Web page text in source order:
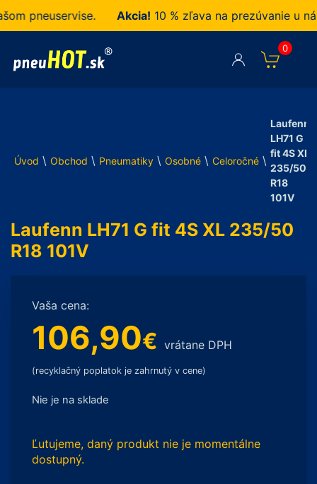
pneuservise. Akcia!10 % zľava na prezúvanie u nás
0
Úvod \ Obchod \ Pneumatiky \ Osobné \ Celoročné \
Laufenn
LH71 G
fit 4S XL
235/50
R18
101V
Laufenn LH71 G fit 4S XL 235/50
R18 101V
Vaša cena:
106,90€ vrátane DPH
(recyklačný poplatok je zahrnutý v cene)
Nie je na sklade
Ľutujeme, daný produkt nie je momentálne
dostupný.